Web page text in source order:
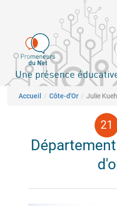
principal
Une présence
Fil d'Ariane
Accueil Côte-d'Or Julie